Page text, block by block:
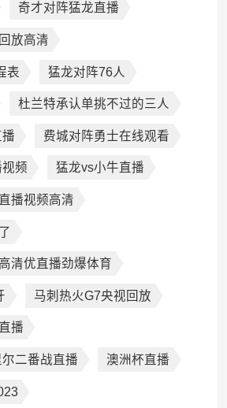
奇才对阵猛龙直播
放高清
表 猛龙对阵76人
杜兰特承认单挑不过的三人
费城对阵勇士在线观看
频 猛龙vs小牛直播
播视频高清
清优直播劲爆体育
马刺热火G7央视回放
播
二番战直播 澳洲杯直播